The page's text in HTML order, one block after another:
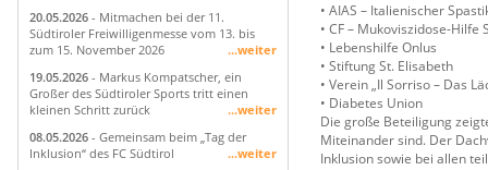
20.05.2026 - Mitmachen bei der 11.
Südtiroler Freiwilligenmesse vom 13. bis
zum 15. November 2026
...weiter
19.05.2026 - Markus Kompatscher, ein
Großer des Südtiroler Sports tritt einen
kleinen Schritt zurück
...weiter
08.05.2026 - Gemeinsam beim „Tag der
Inklusion“ des FC Südtirol
...weiter
• AIAS – Italienischer
• CF – Mukoviszidose-
• Lebenshilfe Onlus
• Stiftung St. Elisabeth
• Verein „Il Sorriso – Das
• Diabetes Union
Die große Beteiligung
Miteinander sind. Der
Inklusion sowie bei allen